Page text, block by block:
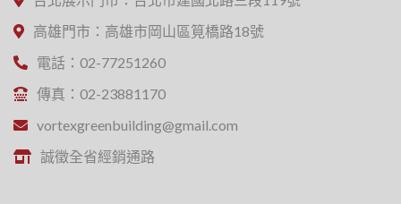
高雄門市：高雄市岡山區筧橋路18號
電話：02-77251260
傳真：02-23881170
vortexgreenbuilding@gmail.com
誠徵全省經銷通路